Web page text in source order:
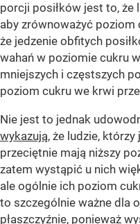
porcji posiłków jest to, że
aby zrównoważyć poziom
że jedzenie obfitych
wahań w poziomie cukru
mniejszych i częstszych
poziom cukru we krwi
Nie jest to jednak
wykazują, że ludzie, którzy
przeciętnie mają niższy
zatem wystąpić u nich
ale ogólnie ich poziom
to szczególnie ważne dla
płaszczyźnie, ponieważ